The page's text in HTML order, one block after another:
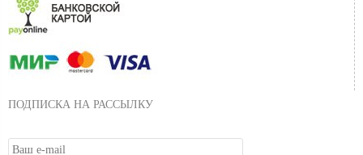
ПОДПИСКА НА РАССЫЛКУ